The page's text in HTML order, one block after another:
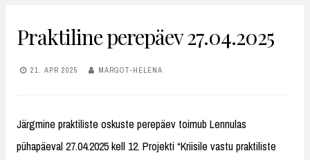
Praktiline perepäev 27.04.2025
21. APR 2025 MARGOT-HELENA
Järgmine praktiliste oskuste perepäev toimub Lennulas
pühapäeval 27.04.2025 kell 12. Projekti “Kriisile vastu praktiliste